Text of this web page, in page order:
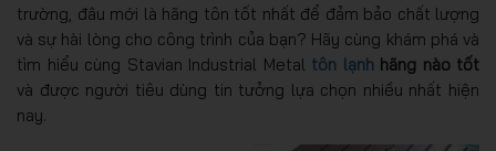
trường, đâu mới là hãng tôn tốt nhất để đảm bảo chất lượng
và sự hài lòng cho công trình của bạn? Hãy cùng khám phá và
tìm hiểu cùng Stavian Industrial Metal tôn lạnh hãng nào tốt
và được người tiêu dùng tin tưởng lựa chọn nhiều nhất hiện
nay.